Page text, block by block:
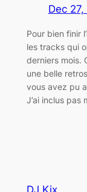
Dec
Pour bien finir
les tracks qui
derniers mois.
une belle
vous avez pu
J’ai inclus pas
DJ Kix